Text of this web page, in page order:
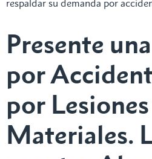
respaldar su demanda por
Presente
por
por
Materiales.